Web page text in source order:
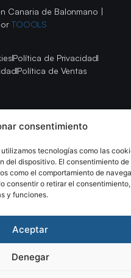
consentimiento
tecnologías como las
del dispositivo. El consentimiento de
como el comportamiento de
consentir o retirar el
y funciones.
Aceptar
Denegar
Canaria de Balonmano |
TOOOLS
Política de Privacidad
Política de Ventas